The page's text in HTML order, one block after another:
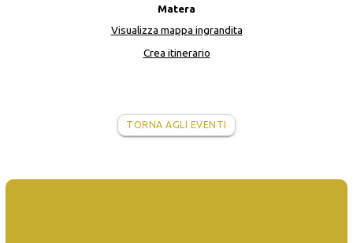
Matera
Visualizza mappa ingrandita
Crea itinerario
TORNA AGLI EVENTI